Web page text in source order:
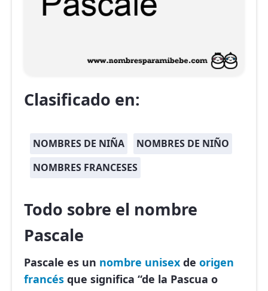
Clasificado en:
NOMBRES DE NIÑA
NOMBRES DE NIÑO
NOMBRES FRANCESES
Todo sobre el nombre
Pascale
Pascale es un nombre unisex de origen
francés que significa “de la Pascua o